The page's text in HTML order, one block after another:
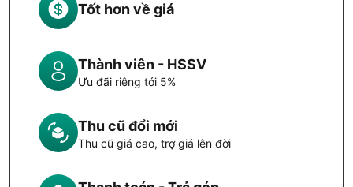
Tốt hơn về giá
Thành viên - HSSV
Ưu đãi riêng tới 5%
Thu cũ đổi mới
Thu cũ giá cao, trợ giá lên đời